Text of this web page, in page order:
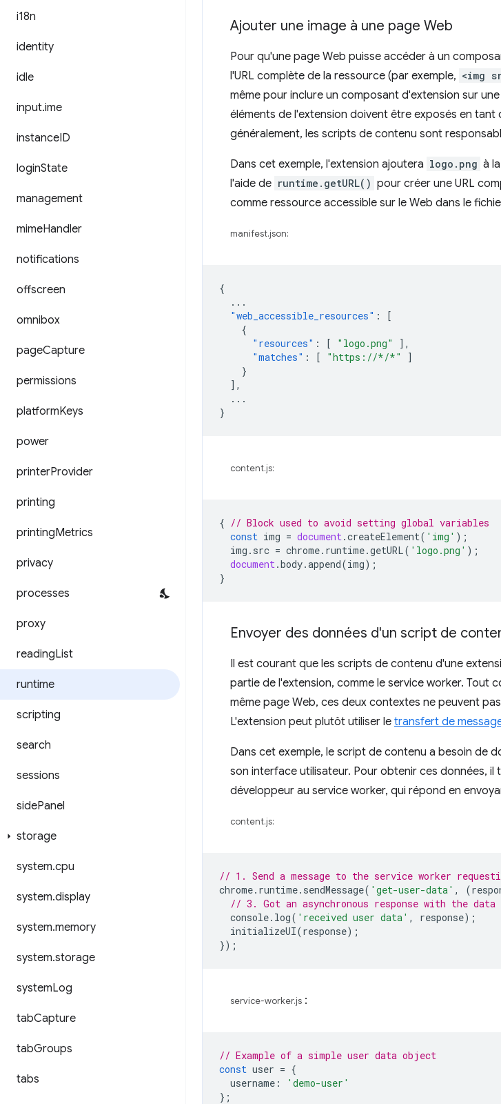
i18n
identity
idle
input.ime
instanceID
loginState
management
mimeHandler
notifications
offscreen
omnibox
pageCapture
permissions
platformKeys
power
printerProvider
printing
printingMetrics
privacy
processes
proxy
readingList
runtime
scripting
search
sessions
sidePanel
storage
system.cpu
system.display
system.memory
system.storage
systemLog
tabCapture
tabGroups
tabs
Ajouter une image à une page Web
Pour qu'une page Web puisse accéder à un
l'URL complète de la ressource (par exemple, <img
même pour inclure un composant d'extension sur
éléments de l'extension doivent être exposés en tant
généralement, les scripts de contenu sont
Dans cet exemple, l'extension ajoutera logo.png à
l'aide de runtime.getURL() pour créer une URL
comme ressource accessible sur le Web dans le
manifest.json:
{
...
"web_accessible_resources" :
[
{
"resources" : [ "logo.png"
],
"matches" : [ "https://*/*"
]
}
],
...
}
content.js:
{ // Block used to avoid setting global variables
const img = document.createElement( 'img' );
img . src = chrome. runtime.getURL( 'logo.png' );
document.body.append(img);
}
Envoyer des données d'un script de
Il est courant que les scripts de contenu d'une
partie de l'extension, comme le service worker. Tout
même page Web, ces deux contextes ne peuvent
L'extension peut plutôt utiliser le transfert de
Dans cet exemple, le script de contenu a besoin de
son interface utilisateur. Pour obtenir ces données, il
développeur au service worker, qui répond en
content.js:
// 1. Send a message to the service worker
chrome. runtime. sendMessage( 'get-user-data' , (
// 3. Got an asynchronous response with the
console. log( 'received user data' , response);
initializeUI(response);
});
service-worker.js :
// Example of a simple user data object
const user = {
username :
'demo-user'
};